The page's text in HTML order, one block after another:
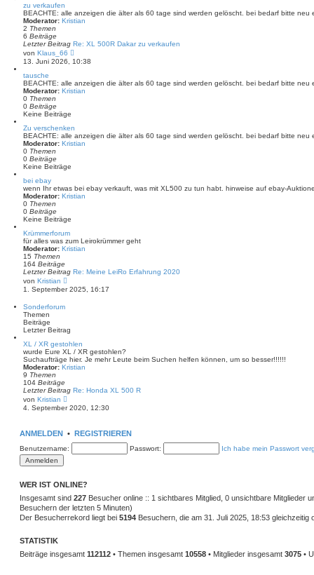
s
B
a
zu verkaufen
BEACHTE: alle anzeigen die älter als 60 tage sind werden gelöscht. bei bedarf bitte neu
Moderator: Kristian
2 Themen
6 Beiträge
Letzter Beitrag Re: XL 500R Dakar zu verkaufen
von Klaus_66
e
u
s
t
i
t
r
13. Juni 2026, 10:38
tausche
BEACHTE: alle anzeigen die älter als 60 tage sind werden gelöscht. bei bedarf bitte neu
Moderator: Kristian
0 Themen
0 Beiträge
Keine Beiträge
Zu verschenken
BEACHTE: alle anzeigen die älter als 60 tage sind werden gelöscht. bei bedarf bitte neu
Moderator: Kristian
0 Themen
0 Beiträge
Keine Beiträge
bei ebay
wenn Ihr etwas bei ebay verkauft, was mit XL500 zu tun habt. hinweise auf ebay-
Moderator: Kristian
0 Themen
0 Beiträge
Keine Beiträge
Krümmerforum
für alles was zum Leirokrümmer geht
Moderator: Kristian
15 Themen
164 Beiträge
Letzter Beitrag Re: Meine LeiRo Erfahrung 2020
von Kristian
e
u
r
B
e
i
r
1. September 2025, 16:17
Sonderforum
Themen
Beiträge
Letzter Beitrag
XL / XR gestohlen
wurde Eure XL / XR gestohlen?
Suchaufträge hier. Je mehr Leute beim Suchen helfen können, um so besser!!!!!!
Moderator: Kristian
9 Themen
104 Beiträge
Letzter Beitrag Re: Honda XL 500 R
von Kristian
e
u
t
r
t
r
a
g
4. September 2020, 12:30
ANMELDEN • REGISTRIEREN
Benutzername: Passwort: Ich habe mein Passwort
WER IST ONLINE?
Insgesamt sind 227 Besucher online :: 1 sichtbares Mitglied, 0 unsichtbare Mitglieder
Besuchern der letzten 5 Minuten)
Der Besucherrekord liegt bei 5194 Besuchern, die am 31. Juli 2025, 18:53 gleichzeitig
STATISTIK
Beiträge insgesamt 112112 • Themen insgesamt 10558 • Mitglieder insgesamt 3075 •